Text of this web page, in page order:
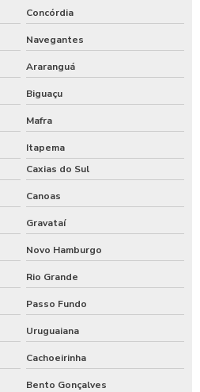
Concórdia
Navegantes
Araranguá
Biguaçu
Mafra
Itapema
Caxias do Sul
Canoas
Gravataí
Novo Hamburgo
Rio Grande
Passo Fundo
Uruguaiana
Cachoeirinha
Bento Gonçalves